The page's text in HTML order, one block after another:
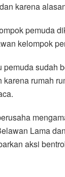
karena
pemuda
kelompok
pemuda sudah
karena rumah
Lama
aksi